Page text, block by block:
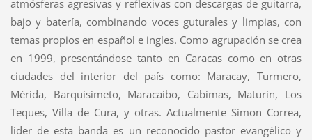
atmósferas agresivas y reflexivas con descargas de guitarra,
bajo y batería, combinando voces guturales y limpias, con
temas propios en español e ingles. Como agrupación se crea
en 1999, presentándose tanto en Caracas como en otras
ciudades del interior del país como: Maracay, Turmero,
Mérida, Barquisimeto, Maracaibo, Cabimas, Maturín, Los
Teques, Villa de Cura, y otras. Actualmente Simon Correa,
líder de esta banda es un reconocido pastor evangélico y